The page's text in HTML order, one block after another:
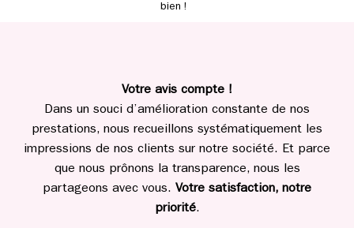
bien !
Votre avis compte !
Dans un souci d’amélioration constante de nos
prestations, nous recueillons systématiquement les
impressions de nos clients sur notre société. Et parce
que nous prônons la transparence, nous les
partageons avec vous. Votre satisfaction, notre
priorité.